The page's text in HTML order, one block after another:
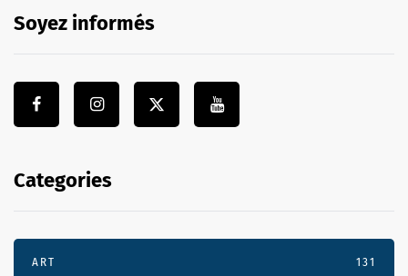
Soyez informés
Categories
ART 131